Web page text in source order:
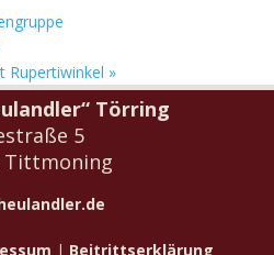
Rupertiwinkel »
Törring
5
Tittmoning
| Beitrittserklärung